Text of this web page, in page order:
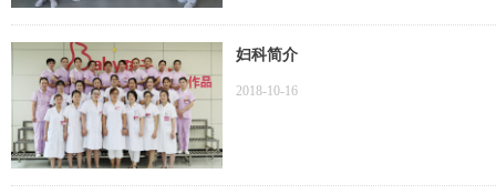
妇科简介
2018-10-16